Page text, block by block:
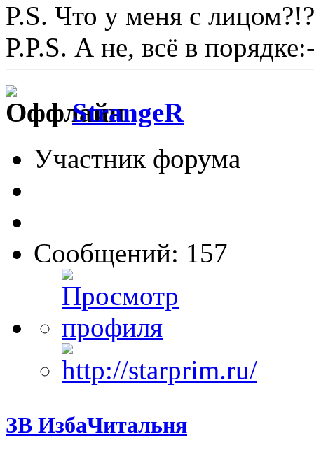
P.S. Что у меня с
P.P.S. А не, всё в
StrangeR
Участник форума
Сообщений: 157
ЗВ ИзбаЧитальня